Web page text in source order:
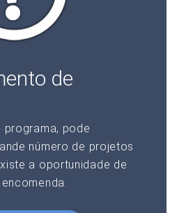
de
pode
número de projetos
a oportunidade de